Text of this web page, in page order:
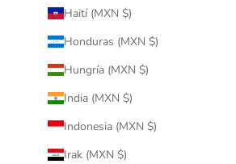
Haití (MXN $)
Honduras (MXN $)
Hungría (MXN $)
India (MXN $)
Indonesia (MXN $)
Irak (MXN $)